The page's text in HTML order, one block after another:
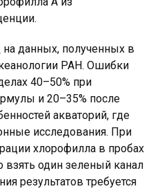
данных, полученных в
РАН. Ошибки
40–50% при
и 20–35% после
акваторий, где
исследования. При
хлорофилла в пробах
взять один зеленый канал
результатов требуется